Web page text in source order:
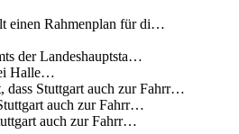
einen Rahmenplan für di…
der Landeshauptsta…
Halle…
dass Stuttgart auch zur Fahrr…
auch zur Fahrr…
auch zur Fahrr…